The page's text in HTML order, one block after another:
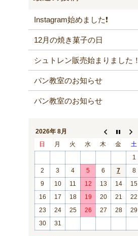
Instagram始めました❗️
12月の焼き菓子の日
シュトレン販売始まりました！
パン教室のお知らせ
パン教室のお知らせ
2026年 8月
日
月 火 水 木 金
土
1
2
3 4 5 6 7
8
9
10 11 12 13 14
15
16
17 18 19 20 21
22
23
24 25 26 27 28
29
30
31